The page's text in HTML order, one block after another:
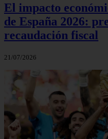
El impacto
de España 2026:
recaudación fiscal
21/07/2026